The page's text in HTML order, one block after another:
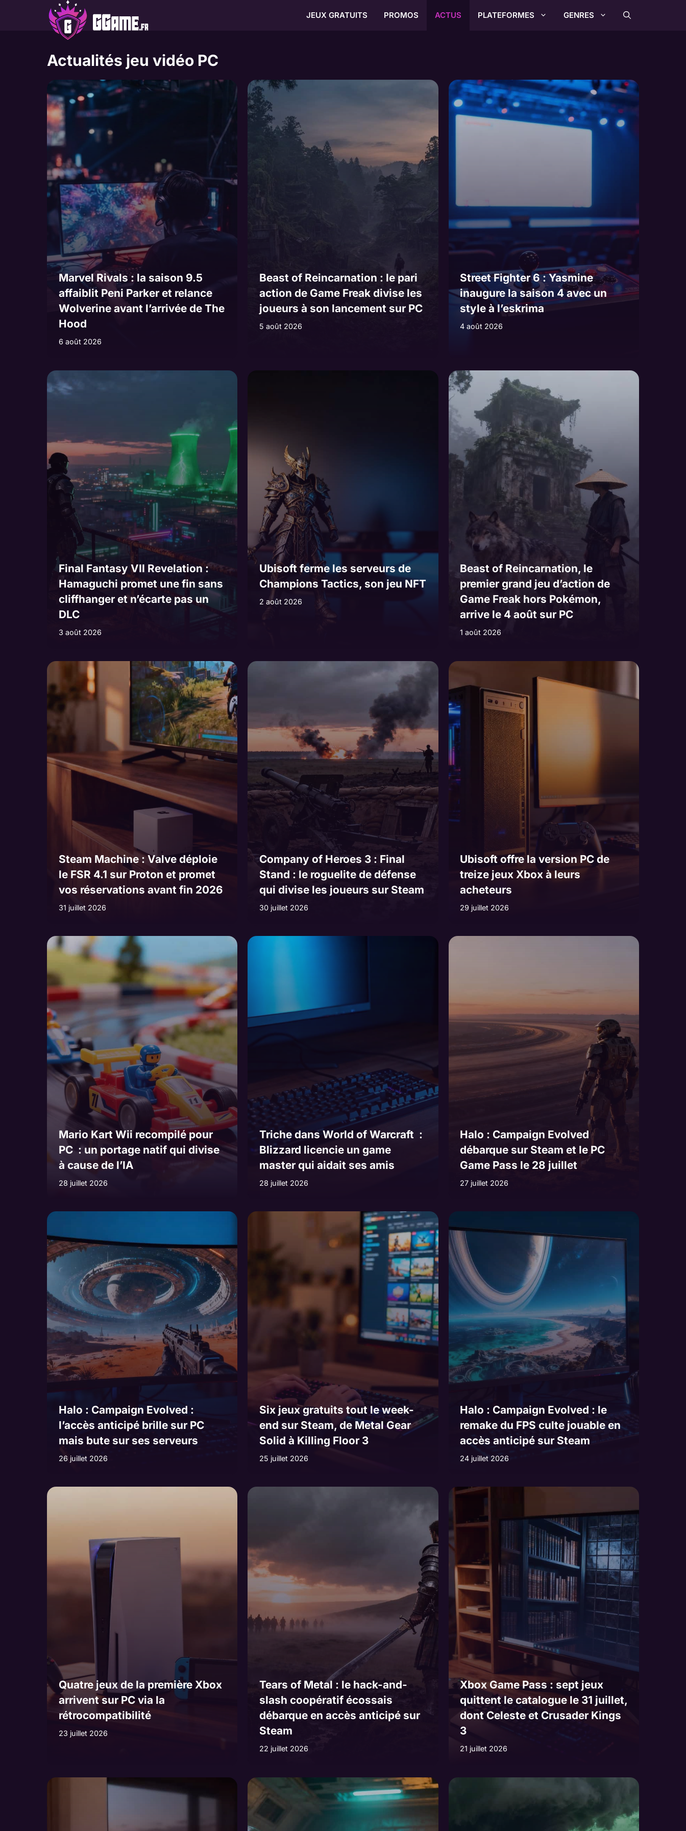
JEUX GRATUITS PROMOS ACTUS PLATEFORMES GENRES
Actualités jeu vidéo PC
Marvel Rivals : la saison 9.5
affaiblit Peni Parker et relance
Wolverine avant l’arrivée de The
Hood
6 août 2026
Beast of Reincarnation : le pari
action de Game Freak divise les
joueurs à son lancement sur PC
5 août 2026
Street Fighter 6 : Yasmine
inaugure la saison 4 avec un
style à l’eskrima
4 août 2026
Final Fantasy VII Revelation :
Hamaguchi promet une fin sans
cliffhanger et n’écarte pas un
DLC
3 août 2026
Ubisoft ferme les serveurs de
Champions Tactics, son jeu NFT
2 août 2026
Beast of Reincarnation, le
premier grand jeu d’action de
Game Freak hors Pokémon,
arrive le 4 août sur PC
1 août 2026
Steam Machine : Valve déploie
le FSR 4.1 sur Proton et promet
vos réservations avant fin 2026
31 juillet 2026
Company of Heroes 3 : Final
Stand : le roguelite de défense
qui divise les joueurs sur Steam
30 juillet 2026
Ubisoft offre la version PC de
treize jeux Xbox à leurs
acheteurs
29 juillet 2026
Mario Kart Wii recompilé pour
PC : un portage natif qui divise
à cause de l’IA
28 juillet 2026
Triche dans World of Warcraft :
Blizzard licencie un game
master qui aidait ses amis
28 juillet 2026
Halo : Campaign Evolved
débarque sur Steam et le PC
Game Pass le 28 juillet
27 juillet 2026
Halo : Campaign Evolved :
l’accès anticipé brille sur PC
mais bute sur ses serveurs
26 juillet 2026
Six jeux gratuits tout le week-
end sur Steam, de Metal Gear
Solid à Killing Floor 3
25 juillet 2026
Halo : Campaign Evolved : le
remake du FPS culte jouable en
accès anticipé sur Steam
24 juillet 2026
Quatre jeux de la première Xbox
arrivent sur PC via la
rétrocompatibilité
23 juillet 2026
Tears of Metal : le hack-and-
slash coopératif écossais
débarque en accès anticipé sur
Steam
22 juillet 2026
Xbox Game Pass : sept jeux
quittent le catalogue le 31 juillet,
dont Celeste et Crusader Kings
3
21 juillet 2026